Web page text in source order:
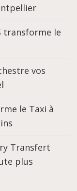
transforme le
vos
le Taxi à
Transfert
plus